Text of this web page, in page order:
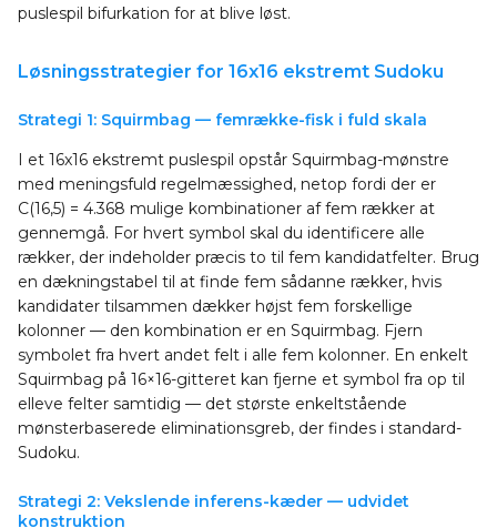
puslespil bifurkation for at blive løst.
Løsningsstrategier for 16x16 ekstremt Sudoku
Strategi 1: Squirmbag — femrække-fisk i fuld skala
I et 16x16 ekstremt puslespil opstår Squirmbag-mønstre
med meningsfuld regelmæssighed, netop fordi der er
C(16,5) = 4.368 mulige kombinationer af fem rækker at
gennemgå. For hvert symbol skal du identificere alle
rækker, der indeholder præcis to til fem kandidatfelter. Brug
en dækningstabel til at finde fem sådanne rækker, hvis
kandidater tilsammen dækker højst fem forskellige
kolonner — den kombination er en Squirmbag. Fjern
symbolet fra hvert andet felt i alle fem kolonner. En enkelt
Squirmbag på 16×16-gitteret kan fjerne et symbol fra op til
elleve felter samtidig — det største enkeltstående
mønsterbaserede eliminationsgreb, der findes i standard-
Sudoku.
Strategi 2: Vekslende inferens-kæder — udvidet
konstruktion